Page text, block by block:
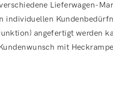
Lieferwagen-
individuellen
angefertigt werden
mit